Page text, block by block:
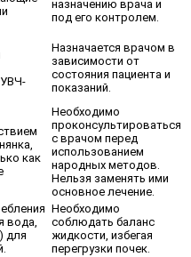
назначению врача и
под его контролем.
УВЧ-
Назначается врачом в
зависимости от
состояния пациента и
показаний.
как
Необходимо
проконсультироваться
с врачом перед
использованием
народных методов.
Нельзя заменять ими
основное лечение.
вода,
для
Необходимо
соблюдать баланс
жидкости, избегая
перегрузки почек.